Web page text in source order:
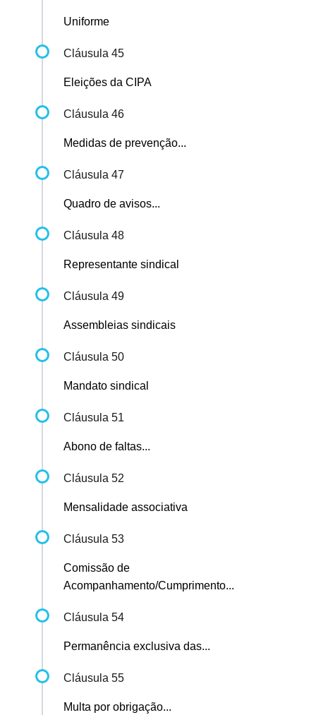
Uniforme
Cláusula 45
Eleições da CIPA
Cláusula 46
Medidas de prevenção...
Cláusula 47
Quadro de avisos...
Cláusula 48
Representante sindical
Cláusula 49
Assembleias sindicais
Cláusula 50
Mandato sindical
Cláusula 51
Abono de faltas...
Cláusula 52
Mensalidade associativa
Cláusula 53
Comissão de
Acompanhamento/Cumprimento...
Cláusula 54
Permanência exclusiva das...
Cláusula 55
Multa por obrigação...